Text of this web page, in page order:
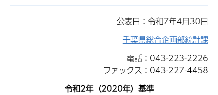
公表日：令和7年4月30日
千葉県総合企画部統計課
電話：043-223-2226
ファックス：043-227-4458
令和2年（2020年）基準